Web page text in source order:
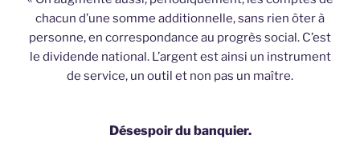
chacun d’une somme additionnelle, sans rien ôter à
personne, en correspondance au progrès social. C’est
le dividende national. L’argent est ainsi un instrument
de service, un outil et non pas un maître.
Désespoir du banquier.